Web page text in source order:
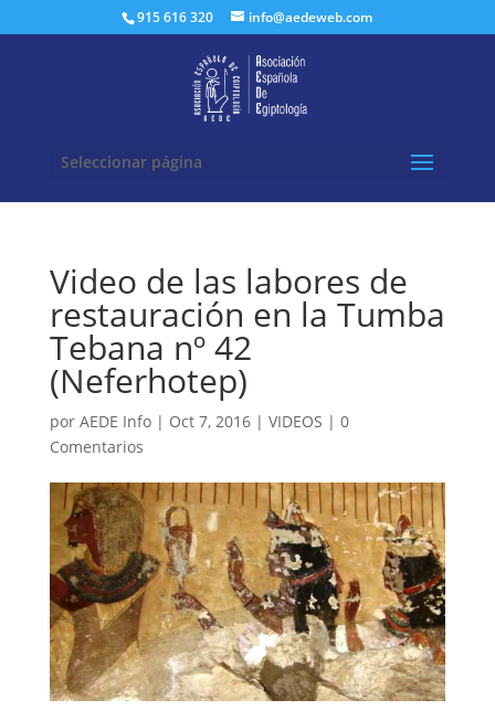
915 616 320 info@aedeweb.com
Seleccionar página
Video de las labores de
restauración en la Tumba
Tebana nº 42
(Neferhotep)
por AEDE Info| Oct 7, 2016| VIDEOS | 0
Comentarios